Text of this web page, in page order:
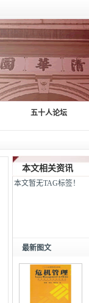
五十人论坛
本文相关资讯
本文暂无TAG标签！
最新图文